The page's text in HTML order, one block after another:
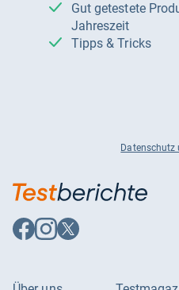
Gut getestete Produkte – passend zur
Jahreszeit
Tipps & Tricks
Datenschutz
Auf
Facebook
Auf
Instagram
Auf
X